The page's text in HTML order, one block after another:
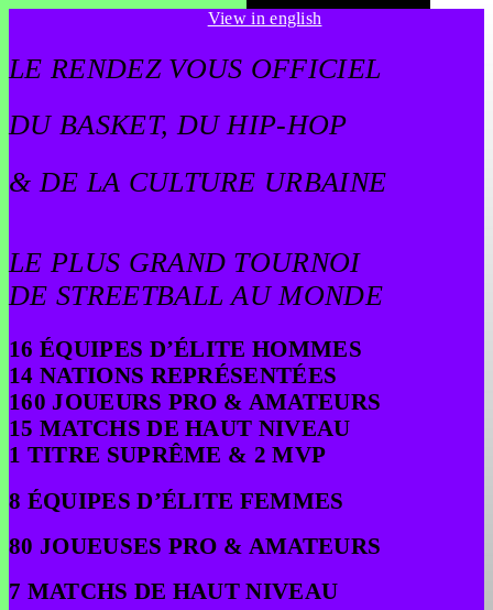
View in english
LE RENDEZ VOUS OFFICIEL
DU BASKET, DU HIP-HOP
& DE LA CULTURE URBAINE
LE PLUS GRAND TOURNOI
DE STREETBALL AU MONDE
16 ÉQUIPES D’ÉLITE HOMMES
14 NATIONS REPRÉSENTÉES
160 JOUEURS PRO & AMATEURS
15 MATCHS DE HAUT NIVEAU
1 TITRE SUPRÊME & 2 MVP
8 ÉQUIPES D’ÉLITE FEMMES
80 JOUEUSES PRO & AMATEURS
7 MATCHS DE HAUT NIVEAU